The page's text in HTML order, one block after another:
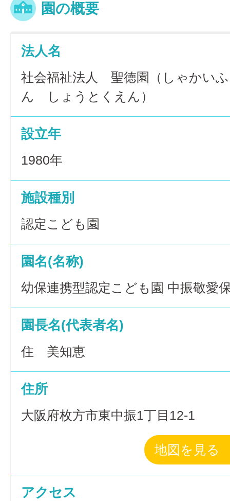
園の概要
法人名
社会福祉法人 聖徳園（しゃかい
ん しょうとくえん）
設立年
1980年
施設種別
認定こども園
園名(名称)
幼保連携型認定こども園 中振敬愛
園長名(代表者名)
住 美知恵
住所
大阪府枚方市東中振1丁目12-1
地図を見る
アクセス